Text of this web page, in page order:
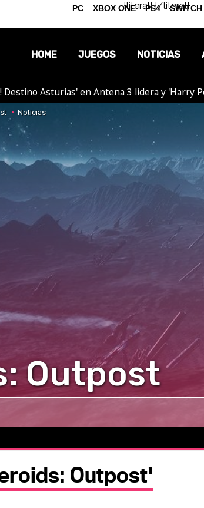
{literal}{/literal}
HOME JUEGOS NOTICIAS
OPINIÓN
REPORTAJES
Destino Asturias' en Antena 3 lidera y
Noticias
Outpost
Outpost'
PC XBOX ONE PS4 SWITCH